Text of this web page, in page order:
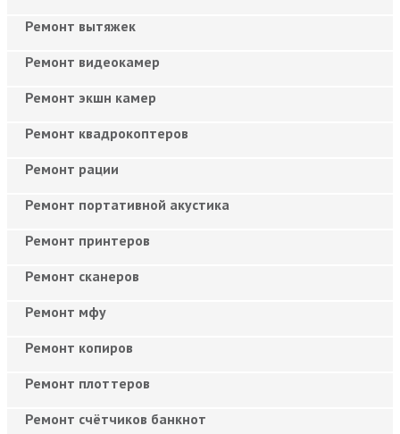
Ремонт вытяжек
Ремонт видеокамер
Ремонт экшн камер
Ремонт квадрокоптеров
Ремонт рации
Ремонт портативной акустика
Ремонт принтеров
Ремонт сканеров
Ремонт мфу
Ремонт копиров
Ремонт плоттеров
Ремонт счётчиков банкнот